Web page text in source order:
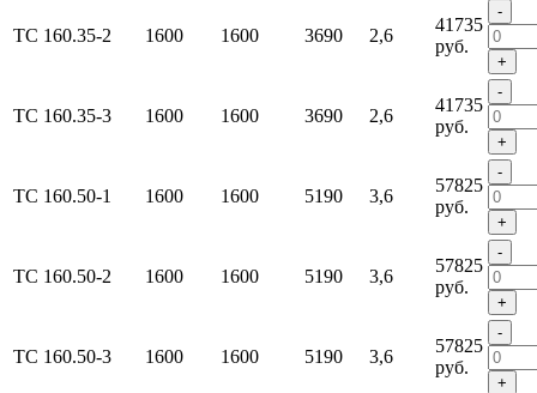
ТС 160.35-2 1600 1600 3690 2,6
41735
руб.
-
+
ТС 160.35-3 1600 1600 3690 2,6
41735
руб.
-
+
ТС 160.50-1 1600 1600 5190 3,6
57825
руб.
-
+
ТС 160.50-2 1600 1600 5190 3,6
57825
руб.
-
+
ТС 160.50-3 1600 1600 5190 3,6
57825
руб.
-
+